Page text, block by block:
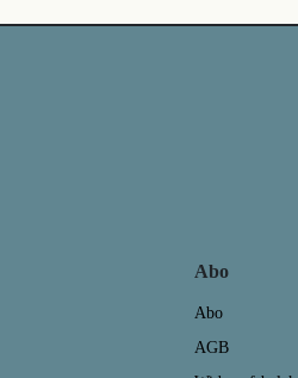
Abo
Abo
AGB